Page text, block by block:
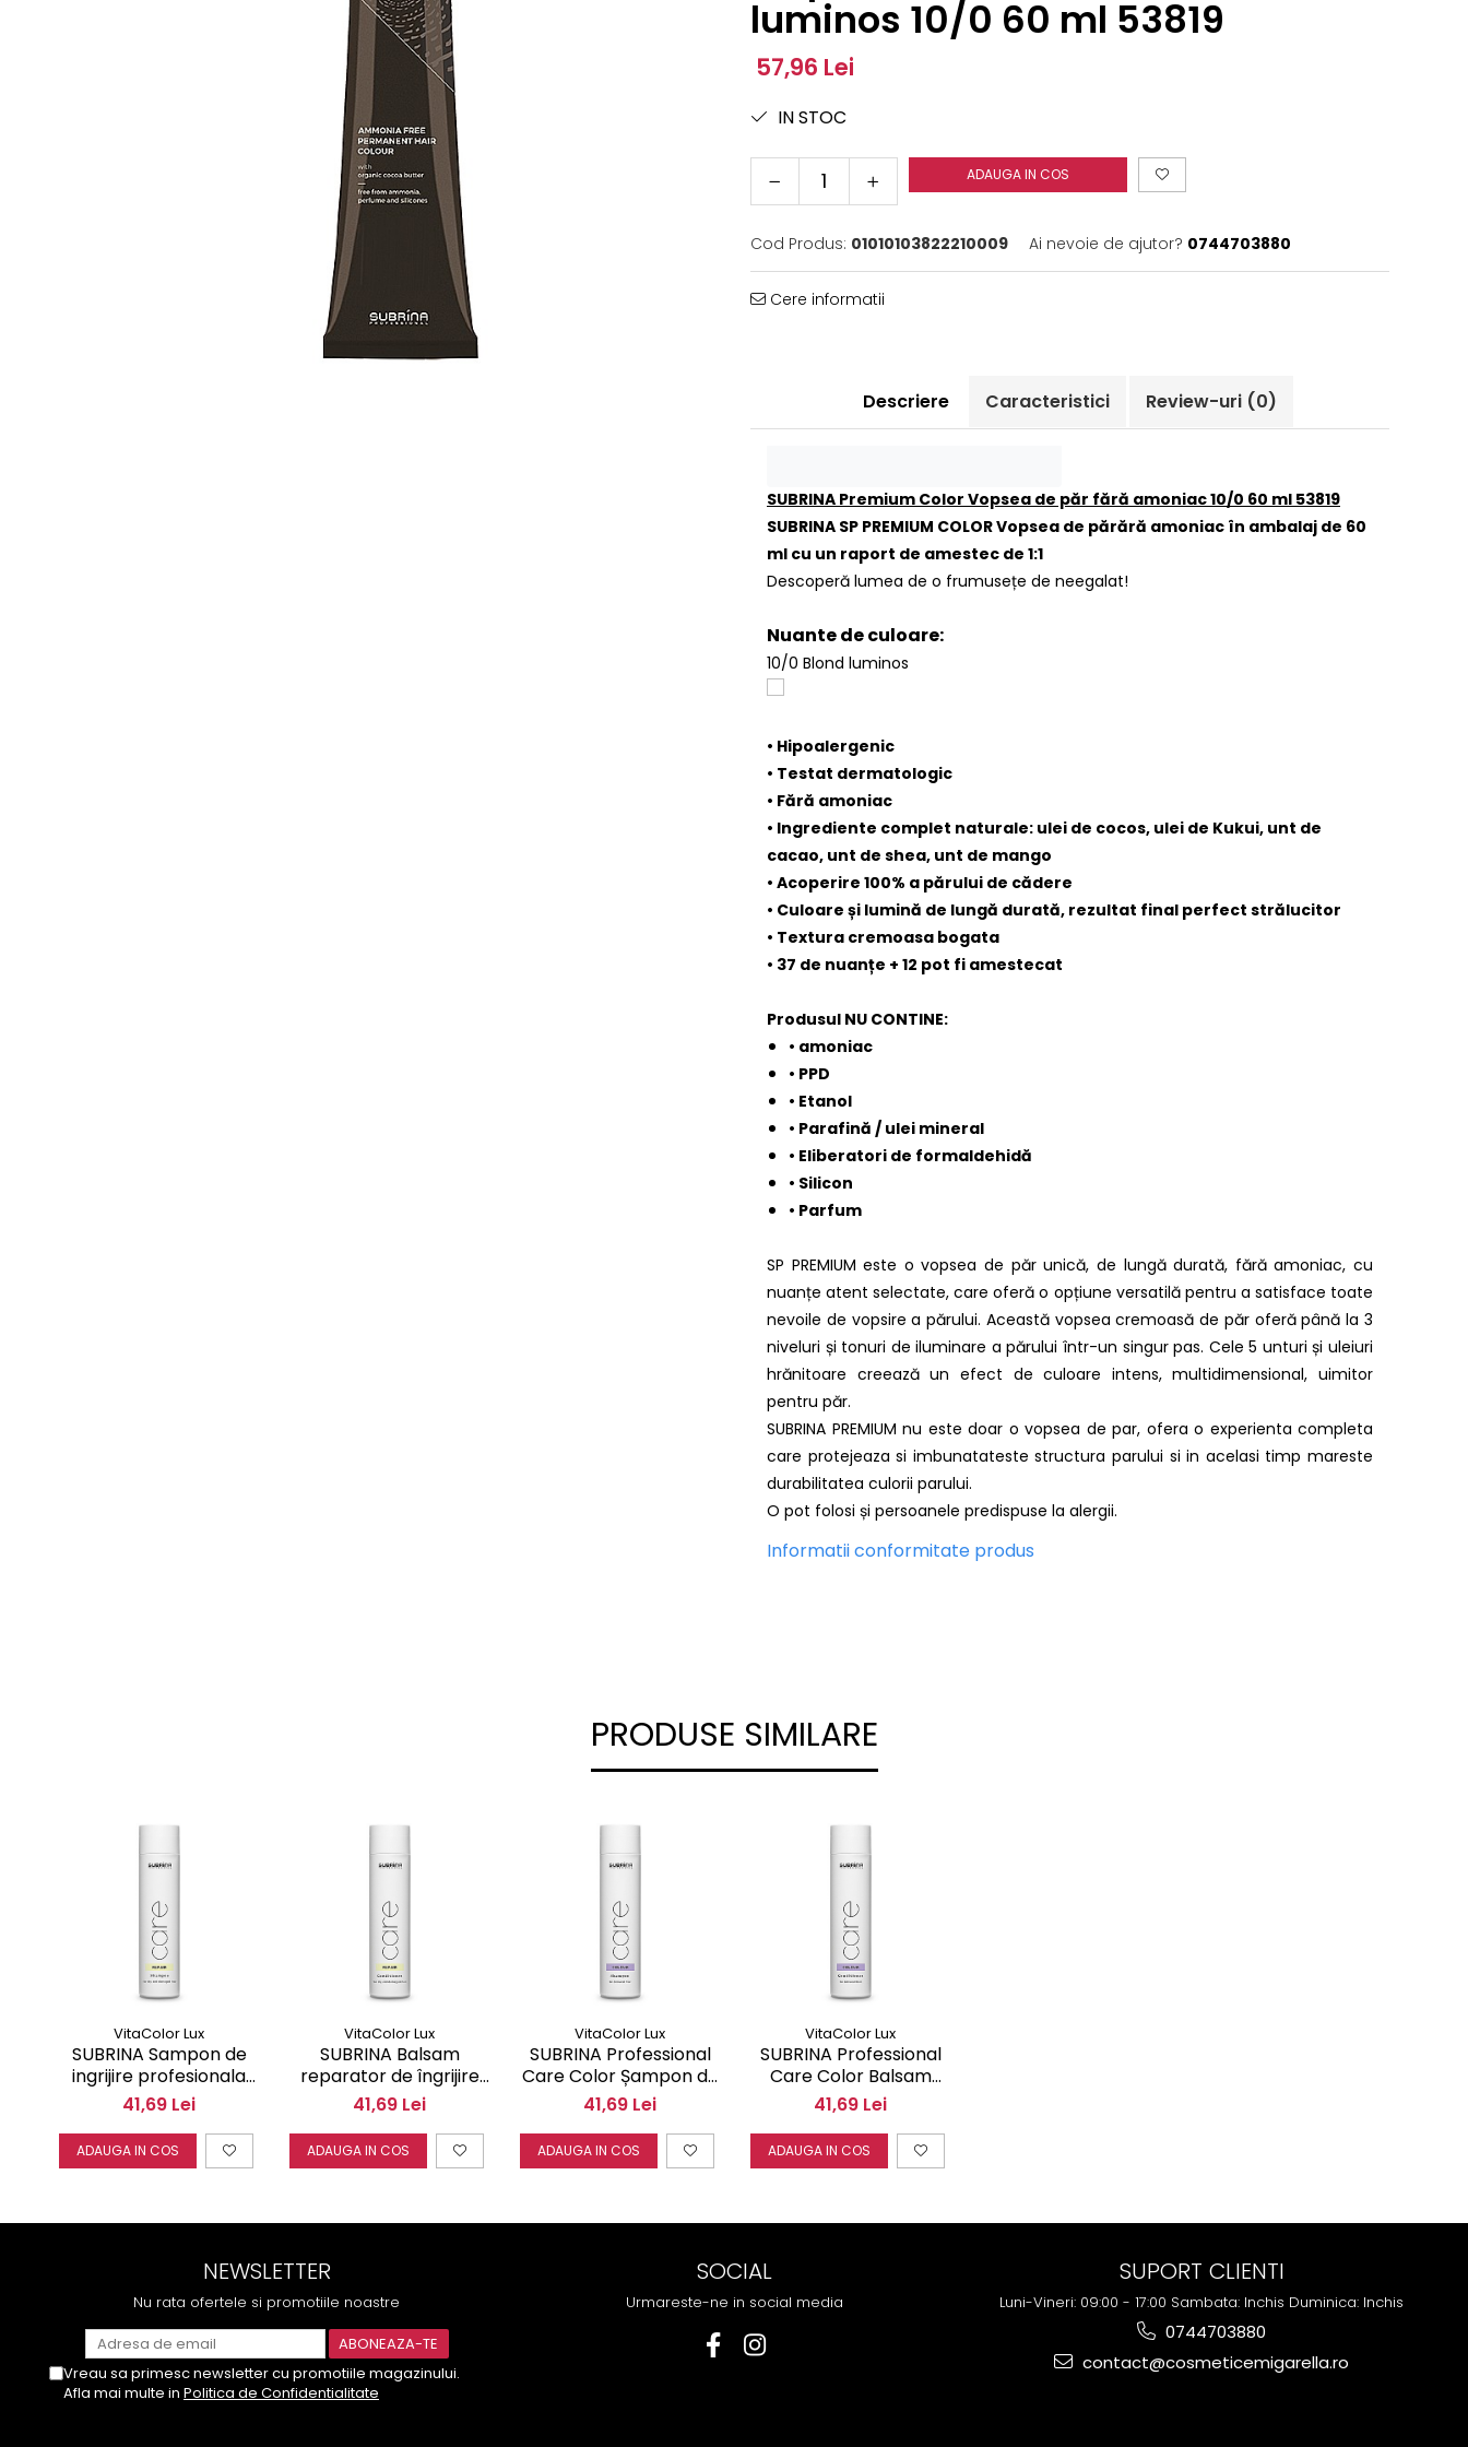
luminos 10/0 60 ml 53819
57,96 Lei
IN STOC
ADAUGA IN COS
Cod Produs: 01010103822210009 Ai nevoie de ajutor? 0744703880
Cere informatii
Descriere Caracteristici Review-uri (0)
SUBRINA Premium Color Vopsea de păr fără amoniac 10/0 60 ml 53819
SUBRINA SP PREMIUM COLOR Vopsea de părără amoniac în ambalaj de 60
ml cu un raport de amestec de 1:1
Descoperă lumea de o frumusețe de neegalat!
Nuante de culoare:
10/0 Blond luminos
• Hipoalergenic
• Testat dermatologic
• Fără amoniac
• Ingrediente complet naturale: ulei de cocos, ulei de Kukui, unt de
cacao, unt de shea, unt de mango
• Acoperire 100% a părului de cădere
• Culoare și lumină de lungă durată, rezultat final perfect strălucitor
• Textura cremoasa bogata
• 37 de nuanțe + 12 pot fi amestecat
Produsul NU CONTINE:
• amoniac
• PPD
• Etanol
• Parafină / ulei mineral
• Eliberatori de formaldehidă
• Silicon
• Parfum
SP PREMIUM este o vopsea de păr unică, de lungă durată, fără amoniac, cu
nuanțe atent selectate, care oferă o opțiune versatilă pentru a satisface toate
nevoile de vopsire a părului. Această vopsea cremoasă de păr oferă până la 3
niveluri și tonuri de iluminare a părului într-un singur pas. Cele 5 unturi și uleiuri
hrănitoare creează un efect de culoare intens, multidimensional, uimitor
pentru păr.
SUBRINA PREMIUM nu este doar o vopsea de par, ofera o experienta completa
care protejeaza si imbunatateste structura parului si in acelasi timp mareste
durabilitatea culorii parului.
O pot folosi și persoanele predispuse la alergii.
Informatii conformitate produs
PRODUSE SIMILARE
VitaColor Lux
SUBRINA Sampon de
ingrijire profesionala
reparator pentru par
deteriorat, rupt 250 ml
60257
41,69 Lei
ADAUGA IN COS
VitaColor Lux
SUBRINA Balsam
reparator de îngrijire
profesională pentru păr
deteriorat, rupt 250 ml
60259
41,69 Lei
ADAUGA IN COS
VitaColor Lux
SUBRINA Professional
Care Color Șampon de
îngrijire profesională
pentru păr vopsit 250
ml 60262
41,69 Lei
ADAUGA IN COS
VitaColor Lux
SUBRINA Professional
Care Color Balsam
pentru păr vopsit 250
ml 60264
41,69 Lei
ADAUGA IN COS
NEWSLETTER
Nu rata ofertele si promotiile noastre
Vreau sa primesc newsletter cu promotiile magazinului.
Afla mai multe in Politica de Confidentialitate
SOCIAL
Urmareste-ne in social media
SUPORT CLIENTI
Luni-Vineri: 09:00 - 17:00 Sambata: Inchis Duminica: Inchis
0744703880
contact@cosmeticemigarella.ro